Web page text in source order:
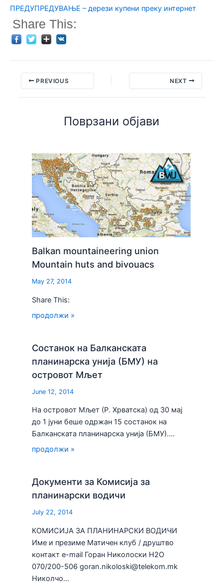
ПРЕДУПРЕДУВАЊЕ – дерези купени преку интернет
Share This:
PREVIOUS NEXT
Поврзани објави
Balkan mountaineering union
Mountain huts and bivouacs
May 27, 2014
Share This:
продолжи »
Состанок на Балканската
планинарска унија (БМУ) на
островот Мљет
June 12, 2014
На островот Мљет (Р. Хрватска) од 30 мај
до 1 јуни беше одржан 15 состанок на
Балканската планинарска унија (БМУ).…
продолжи »
Документи за Комисија за
планинарски водичи
July 22, 2014
КОМИСИЈА ЗА ПЛАНИНАРСКИ ВОДИЧИ
Име и презиме Матичен клуб / друштво
контакт e-mail Горан Николоски H2О
070/200-506 goran.nikoloski@telekom.mk
Николчо…